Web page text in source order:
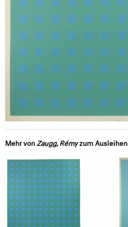
Mehr von Zaugg, Rémyzum Ausleihen